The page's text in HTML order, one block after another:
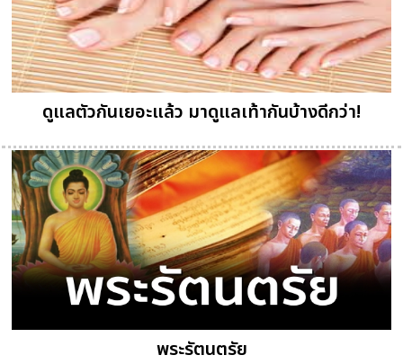
ดูแลตัวกันเยอะแล้ว มาดูแลเท้ากันบ้างดีกว่า!
พระรัตนตรัย